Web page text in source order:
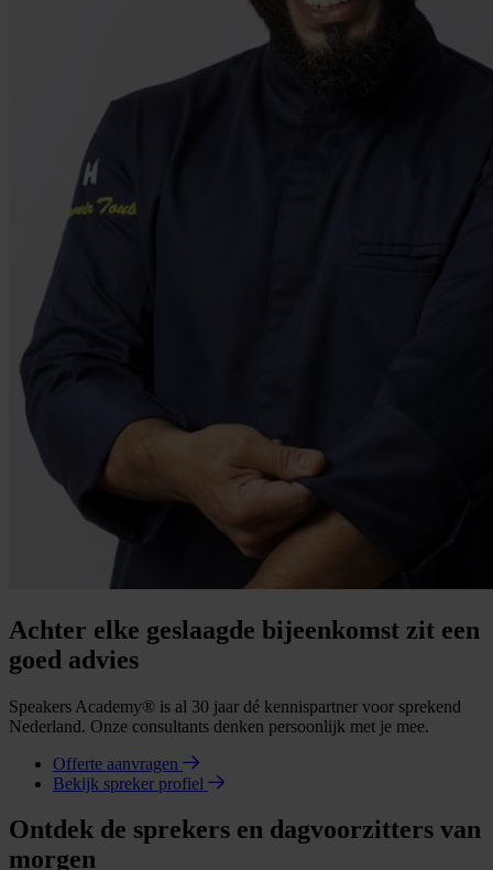
Achter elke geslaagde bijeenkomst zit een
goed advies
Speakers Academy® is al 30 jaar dé kennispartner voor sprekend
Nederland. Onze consultants denken persoonlijk met je mee.
Offerte aanvragen
Bekijk spreker profiel
Ontdek de sprekers en dagvoorzitters van
morgen